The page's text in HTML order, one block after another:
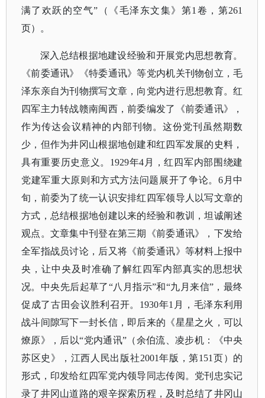
满了欢跃的空气”（《毛泽东文集》第1卷，第261
页）。
深入总结根据地建设经验和开展党内思想教育。
《前委通讯》《特委通讯》等党内机关刊物创立，毛
泽东亲自为刊物撰写文章，向党内进行思想教育。红
四军主力转战赣南闽西，前委编发了《前委通讯》，
作为传达会议精神的内部刊物。这份党刊虽然期数
少，但作为井冈山根据地创建和红四军发展的史料，
具有重要历史意义。 1929年4月，红四军内部围绕建
党建军重大原则和方式方法问题展开了争论。6月中
旬，前委为了统一认识安排红四军领导人以写文章的
方式，总结根据地创建以来的经验和教训，坦诚阐述
观点。文章集中刊登在第三期《前委通讯》，下发给
全军指战员讨论，后又将《前委通讯》等材料上报中
央，让中央及时准确了解红四军内部真实的思想状
况。中央先后起草了“八月指示”和“九月来信”，最终
促成了古田会议胜利召开。1930年1月，毛泽东利用
战斗间隙写下一封长信，即后来的《星星之火，可以
燎原》，后以“党内通讯”（余伯流、凌步机：《中央
苏区史》，江西人民出版社2001年版，第151页）的
形式，印发给红四军党内领导同志传阅。党刊忠实记
录了井冈山道路的艰辛探索历程，及时总结了井冈山